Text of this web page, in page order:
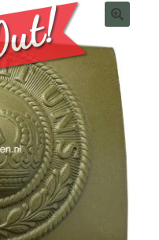
Delivery